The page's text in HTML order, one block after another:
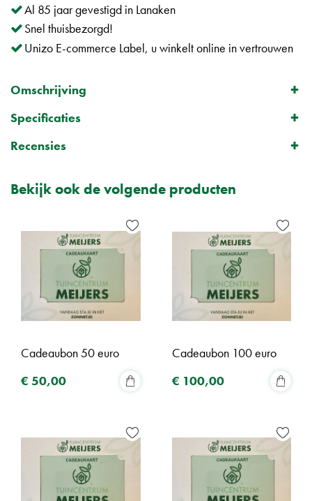
Al 85 jaar gevestigd in Lanaken
Snel thuisbezorgd!
Unizo E-commerce Label, u winkelt online in vertrouwen
Omschrijving
Specificaties
Recensies
Bekijk ook de volgende producten
Cadeaubon 50 euro
€ 50,00
Cadeaubon 100 euro
€ 100,00